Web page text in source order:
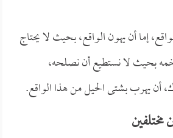
إما أن يهون الواقع، بحيث لا يحتاج
بحيث لا نستطيع أن نصلحه،
أن يهرب بشتى الحيل من هذا الواقع.